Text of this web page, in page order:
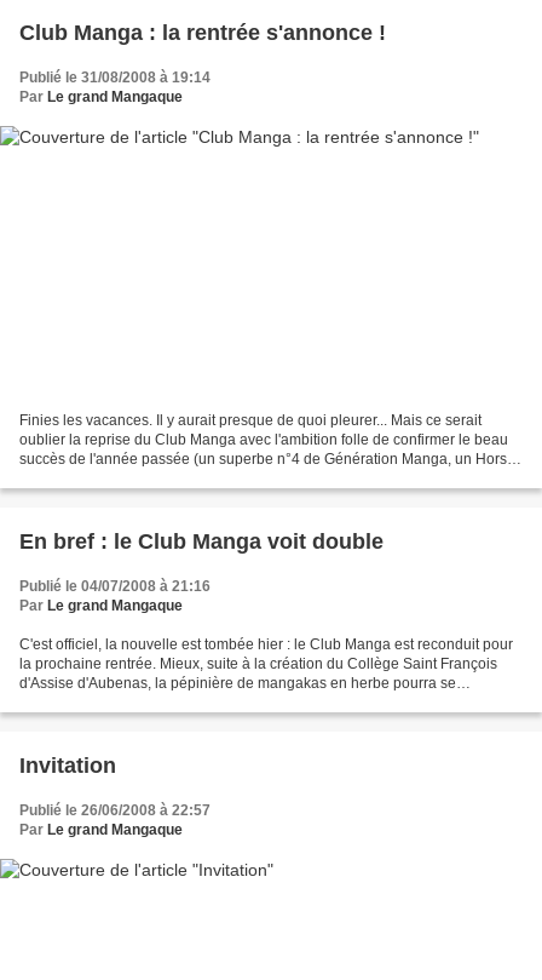
Club Manga : la rentrée s'annonce !
Publié le 31/08/2008 à 19:14
Par Le grand Mangaque
Finies les vacances. Il y aurait presque de quoi pleurer... Mais ce serait
oublier la reprise du Club Manga avec l'ambition folle de confirmer le beau
succès de l'année passée (un superbe n°4 de Génération Manga, un Hors
En bref : le Club Manga voit double
Publié le 04/07/2008 à 21:16
Par Le grand Mangaque
C'est officiel, la nouvelle est tombée hier : le Club Manga est reconduit pour
la prochaine rentrée. Mieux, suite à la création du Collège Saint François
d'Assise d'Aubenas, la pépinière de mangakas en herbe pourra se
Invitation
Publié le 26/06/2008 à 22:57
Par Le grand Mangaque